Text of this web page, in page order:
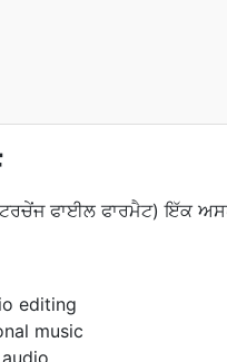
ਫਾਈਲ ਫਾਰਮੈਟ) ਇੱਕ
editing
music